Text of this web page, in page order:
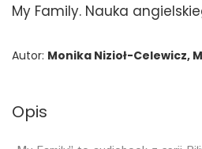
My Family. Nauka
Autor: Monika Nizioł-Celewicz,
Opis